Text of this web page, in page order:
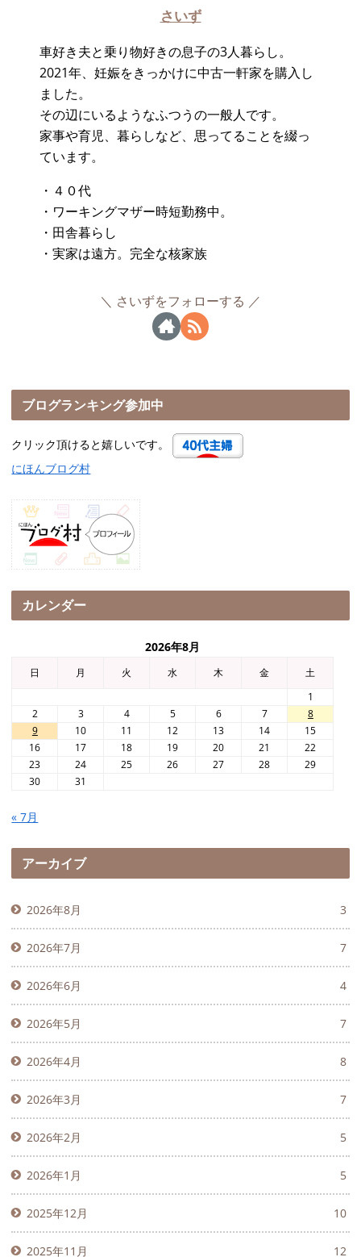
さいず
車好き夫と乗り物好きの息子の3人暮らし。
2021年、妊娠をきっかけに中古一軒家を購入し
ました。
その辺にいるようなふつうの一般人です。
家事や育児、暮らしなど、思ってることを綴っ
ています。
・４０代
・ワーキングマザー時短勤務中。
・田舎暮らし
・実家は遠方。完全な核家族
さいずをフォローする
ブログランキング参加中
クリック頂けると嬉しいです。
にほんブログ村
カレンダー
2026年8月
日 月 火 水 木 金
土
1
2
3 4 5 6 7
8
9
10 11 12 13 14
15
16
17 18 19 20 21
22
23
24 25 26 27 28
29
30
31
« 7月
アーカイブ
2026年8月 3
2026年7月 7
2026年6月 4
2026年5月 7
2026年4月 8
2026年3月 7
2026年2月 5
2026年1月 5
2025年12月 10
2025年11月 12